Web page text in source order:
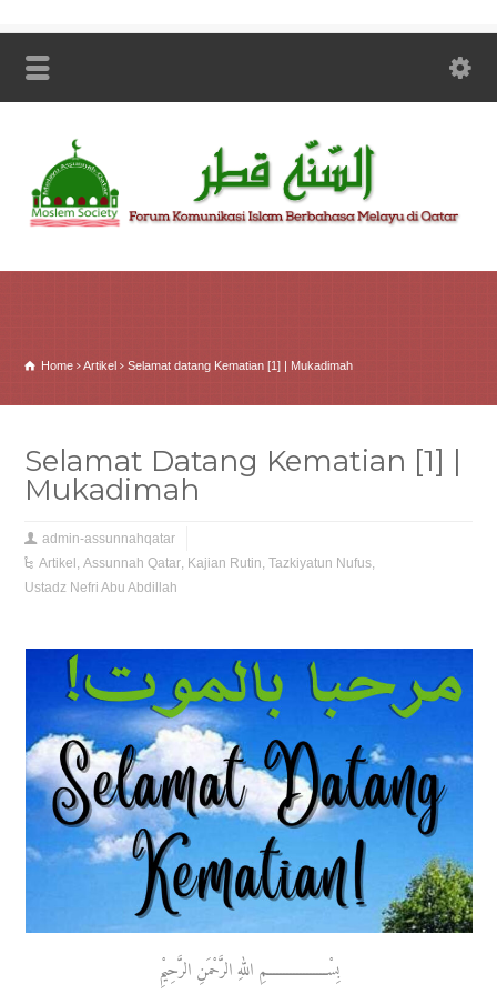
Home Artikel Selamat datang Kematian [1] | Mukadimah
Selamat Datang Kematian [1] |
Mukadimah
admin-assunnahqatar
Artikel ,Assunnah Qatar Kajian Rutin ,Tazkiyatun Nufus
Ustadz Nefri Abu Abdillah
بِسْــــــــــــــــــمِ اللهِ الرَّحْمَنِ الرَّحِيْمِ